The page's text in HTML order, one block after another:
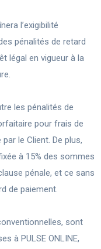
l’exigibilité
pénalités de retard
légal en vigueur à la
les pénalités de
pour frais de
le Client. De plus,
à 15% des sommes
pénale, et ce sans
de paiement.
sont
à PULSE ONLINE,